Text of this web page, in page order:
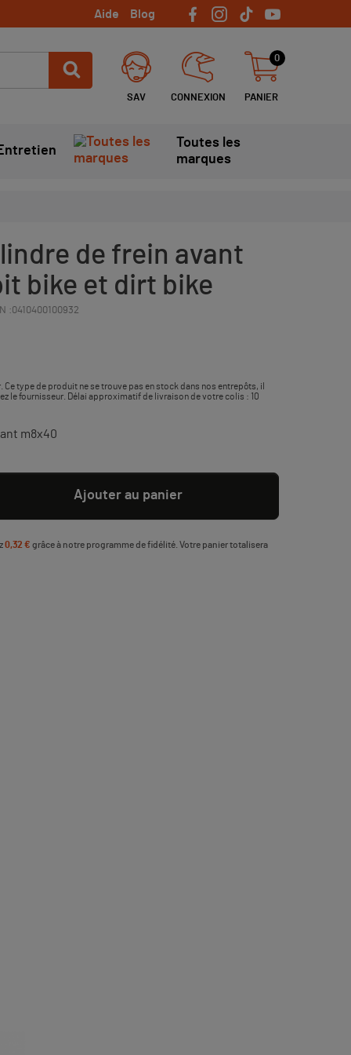
Aide Blog
SAV CONNEXION PANIER
0
Toutes les
marques
de frein avant
bike et dirt bike
:0410400100932
Ce type de produit ne se trouve pas en stock dans nos entrepôts, il
le fournisseur. Délai approximatif de livraison de votre colis : 10
m8x40
Ajouter au panier
0,32 € grâce à notre programme de fidélité. Votre panier totalisera